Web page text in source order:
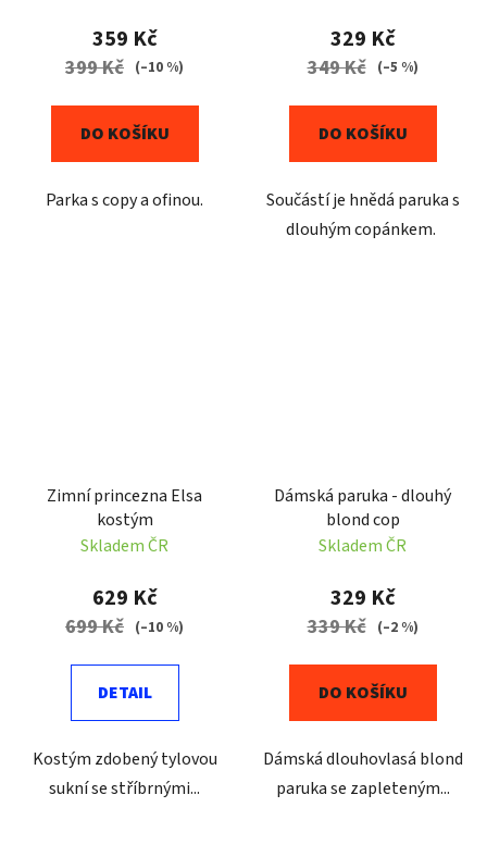
359 Kč
399 Kč (–10 %)
DO KOŠÍKU
Parka s copy a ofinou.
329 Kč
349 Kč (–5 %)
DO KOŠÍKU
Součástí je hnědá paruka s
dlouhým copánkem.
Zimní princezna Elsa
kostým
Skladem ČR
629 Kč
699 Kč (–10 %)
DETAIL
Kostým zdobený tylovou
sukní se stříbrnými...
Dámská paruka - dlouhý
blond cop
Skladem ČR
329 Kč
339 Kč (–2 %)
DO KOŠÍKU
Dámská dlouhovlasá blond
paruka se zapleteným...